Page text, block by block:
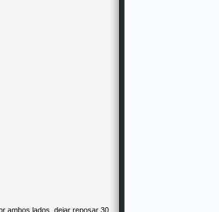
ambos lados, dejar reposar 30